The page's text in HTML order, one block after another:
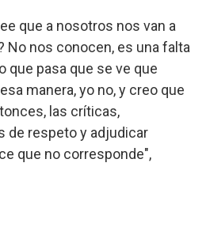
que a nosotros nos van a
No nos conocen, es una falta
que pasa que se ve que
manera, yo no, y creo que
las críticas,
de respeto y adjudicar
que no corresponde",